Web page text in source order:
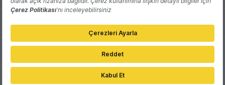
Katkıda Bulun Reklam